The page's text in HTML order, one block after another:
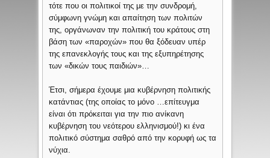
τότε που οι πολιτικοί της με την συνδρομή,
σύμφωνη γνώμη και απαίτηση των πολιτών
της, οργάνωναν την πολιτική του κράτους στη
βάση των «παροχών» που θα ξόδευαν υπέρ
της επανεκλογής τους και της εξυπηρέτησης
των «δικών τους παιδιών»…
Έτσι, σήμερα έχουμε μια κυβέρνηση πολιτικής
κατάντιας (της οποίας το μόνο …επίτευγμα
είναι ότι πρόκειται για την πιο ανίκανη
κυβέρνηση του νεότερου ελληνισμού!) κι ένα
πολιτικό σύστημα σαθρό από την κορυφή ως τα
νύχια.